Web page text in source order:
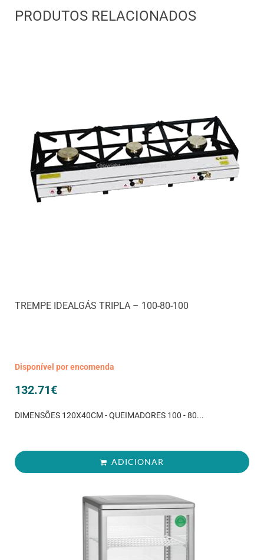
PRODUTOS RELACIONADOS
TREMPE IDEALGÁS TRIPLA – 100-80-100
Disponível por encomenda
132.71€
DIMENSÕES 120X40CM - QUEIMADORES 100 - 80...
ADICIONAR